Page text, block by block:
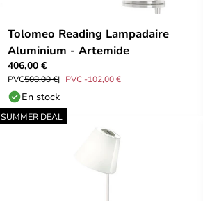
Tolomeo Reading Lampadaire
Aluminium - Artemide
406,00 €
PVC508,00 € PVC -102,00 €
En stock
SUMMER DEAL